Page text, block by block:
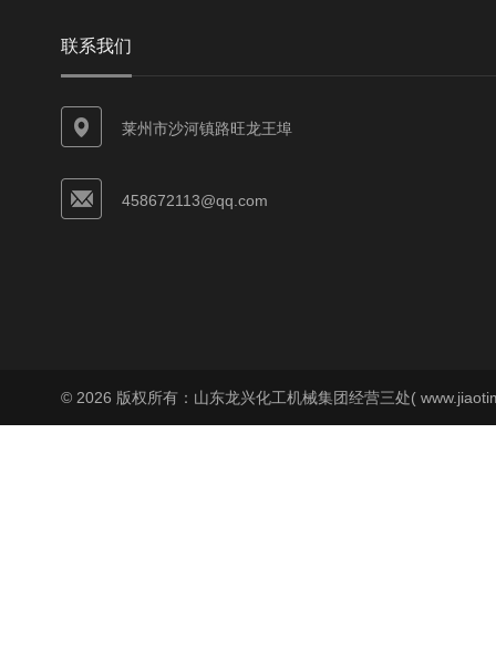
联系我们
莱州市沙河镇路旺龙王埠
458672113@qq.com
© 2026 版权所有：山东龙兴化工机械集团经营三处(